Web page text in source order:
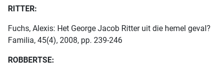
RITTER:
Fuchs, Alexis: Het George Jacob Ritter uit die hemel geval?
Familia, 45(4), 2008, pp. 239-246
ROBBERTSE: